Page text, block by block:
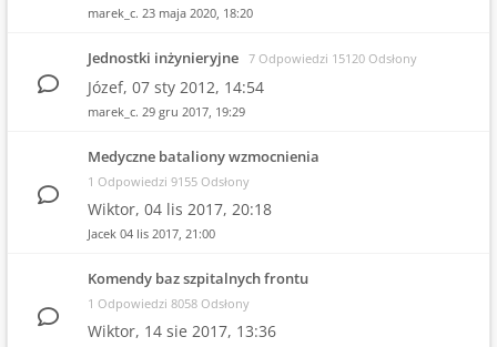
marek_c. 23 maja 2020, 18:20
Jednostki inżynieryjne 7 Odpowiedzi 15120 Odsłony
Józef, 07 sty 2012, 14:54
marek_c. 29 gru 2017, 19:29
Medyczne bataliony wzmocnienia
1 Odpowiedzi 9155 Odsłony
Wiktor, 04 lis 2017, 20:18
Jacek 04 lis 2017, 21:00
Komendy baz szpitalnych frontu
1 Odpowiedzi 8058 Odsłony
Wiktor, 14 sie 2017, 13:36